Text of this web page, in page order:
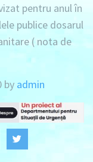
pentru anul în
publice dosarul
( nota de
by admin